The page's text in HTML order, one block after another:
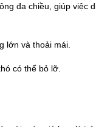
đa chiều, giúp việc
lớn và thoải mái.
có thể bỏ lỡ.